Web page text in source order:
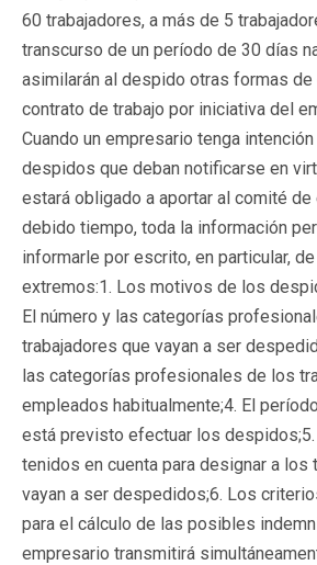
60 trabajadores, a más de 5
transcurso de un período de 30 días
asimilarán al despido otras formas
contrato de trabajo por iniciativa del
Cuando un empresario tenga
despidos que deban notificarse en
estará obligado a aportar al comité de
debido tiempo, toda la información
informarle por escrito, en particular,
extremos:1. Los motivos de los
El número y las categorías
trabajadores que vayan a ser
las categorías profesionales de los
empleados habitualmente;4. El
está previsto efectuar los
tenidos en cuenta para designar a los
vayan a ser despedidos;6. Los
para el cálculo de las posibles
empresario transmitirá